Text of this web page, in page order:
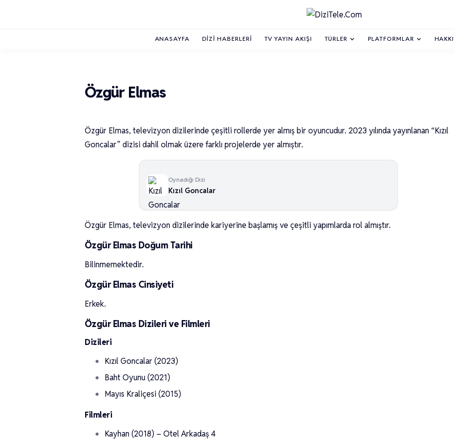
ANASAYFA DIZI HABERLERI TV YAYIN AKIŞI TÜRLER PLATFORMLAR
Özgür Elmas
Özgür Elmas, televizyon dizilerinde çeşitli rollerde yer almış bir oyuncudur. 2023 yılında yayınlanan “Kızıl
Goncalar” dizisi dahil olmak üzere farklı projelerde yer almıştır.
Oynadığı Dizi
Kızıl Goncalar
Özgür Elmas, televizyon dizilerinde kariyerine başlamış ve çeşitli yapımlarda rol almıştır.
Özgür Elmas Doğum Tarihi
Bilinmemektedir.
Özgür Elmas Cinsiyeti
Erkek.
Özgür Elmas Dizileri ve Filmleri
Dizileri
Kızıl Goncalar (2023)
Baht Oyunu (2021)
Mayıs Kraliçesi (2015)
Filmleri
Kayhan (2018) – Otel Arkadaş 4